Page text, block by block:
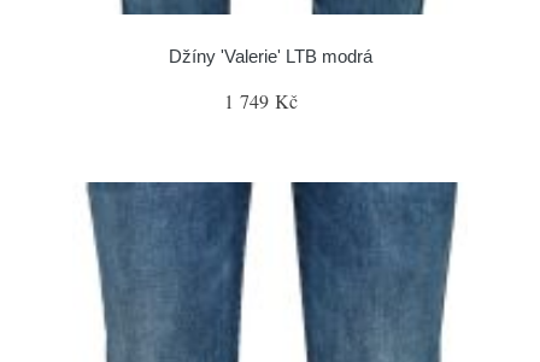
Džíny 'Valerie' LTB modrá
1 749 Kč